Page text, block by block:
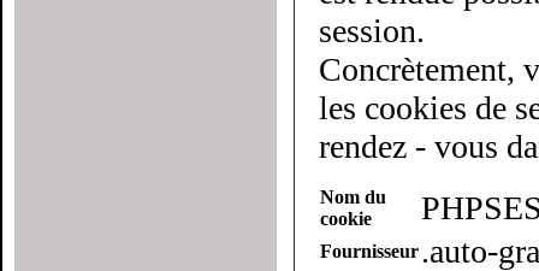
session.
Concrètement,
les cookies de
rendez - vous
Nom du
cookie
Fournisseur.auto-